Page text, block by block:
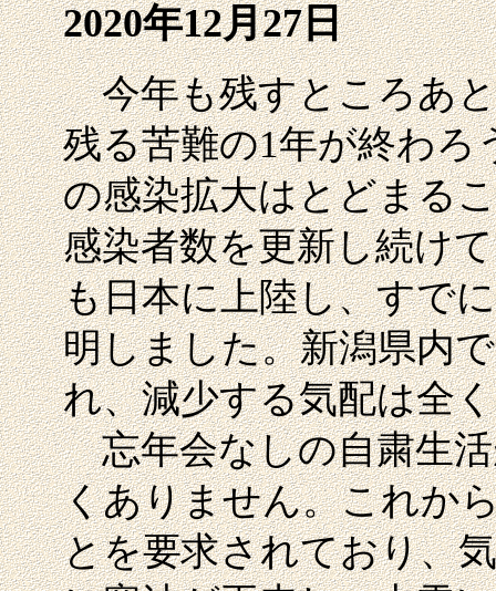
2020年12月27日
今年も残すところあと
残る苦難の1年が終わ
の感染拡大はとどまる
感染者数を更新し続け
も日本に上陸し、すで
明しました。新潟県内
れ、減少する気配は全
忘年会なしの自粛生活
くありません。これか
とを要求されており、